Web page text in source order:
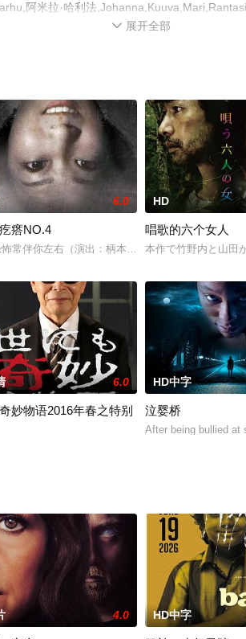
阿米拉·哈利法
机免费观看高清无删减完整版电影大全就上星
 展开全部
はある日、自宅の異変を感じる。上がっている
6.0
瘩NO.4
怖常伴你左右（演出：柄本時生）2，内心和外表的
HD
唱歌的六个女人
本作で竹野内と山田
，他独特的中山装，永远骑着自行车的个人风格
6.0
妙物语2016年春之特别
HD中字
泣婴桥
After being bullied at
4.0 HD中字